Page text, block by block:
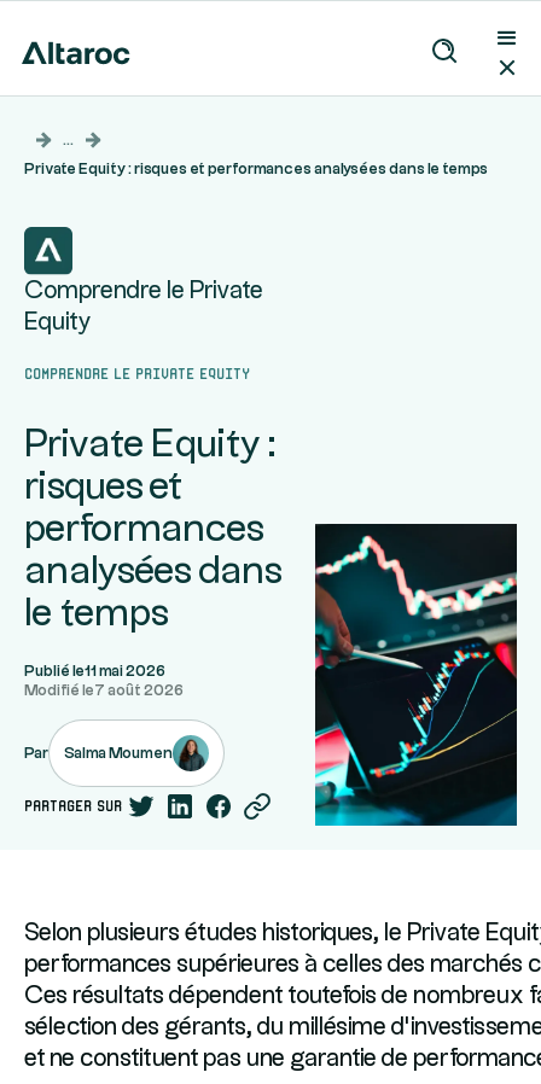
...
Private Equity : risques et performances analysées dans le temps
Comprendre le Private
Equity
Comprendre le Private Equity
Private Equity :
risques et
performances
analysées dans
le temps
Publié le11 mai 2026
Modifié le7 août 2026
Par Salma Moumen
partager sur
Selon plusieurs études historiques, le Private
performances supérieures à celles des marchés
Ces résultats dépendent toutefois de nombreux
sélection des gérants, du millésime
et ne constituent pas une garantie de